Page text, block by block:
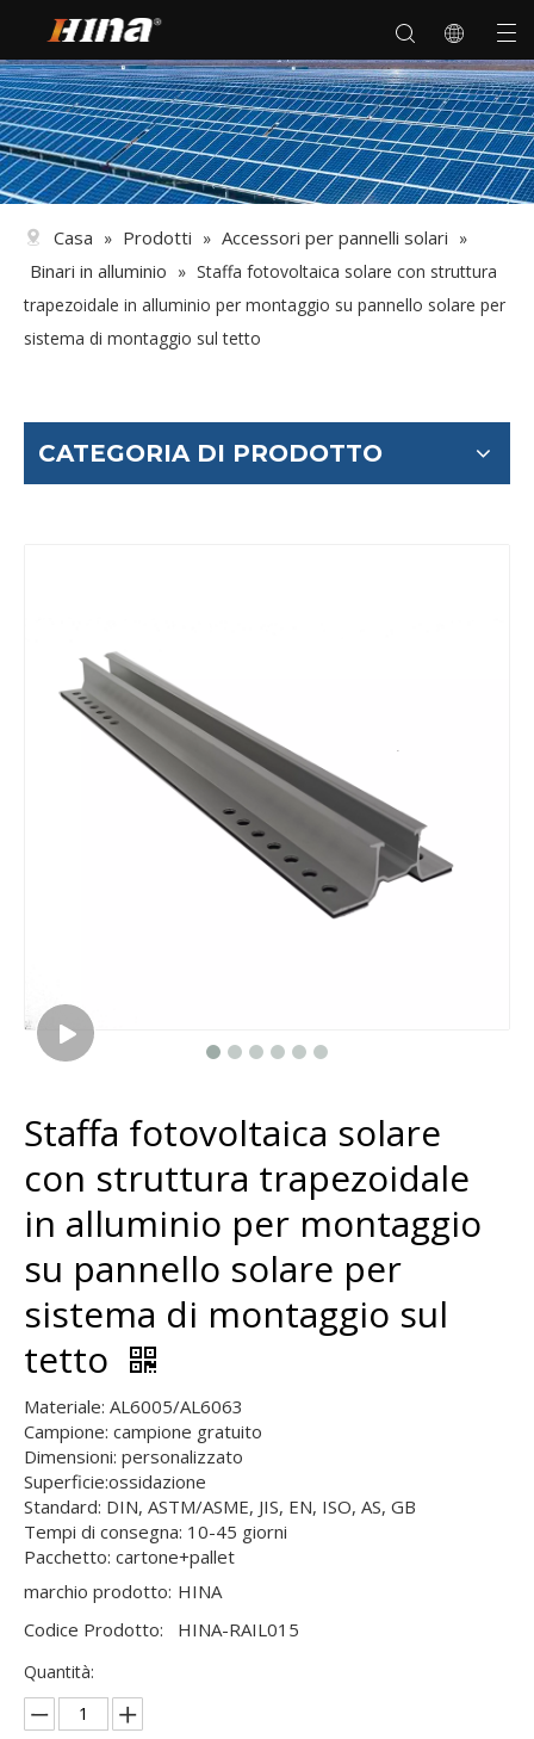
Casa » Prodotti » Accessori per pannelli solari »
Binari in alluminio » Staffa fotovoltaica solare con struttura
trapezoidale in alluminio per montaggio su pannello solare per
sistema di montaggio sul tetto
CATEGORIA DI PRODOTTO
Staffa fotovoltaica solare
con struttura trapezoidale
in alluminio per montaggio
su pannello solare per
sistema di montaggio sul
tetto
Materiale: AL6005/AL6063
Campione: campione gratuito
Dimensioni: personalizzato
Superficie:ossidazione
Standard: DIN, ASTM/ASME, JIS, EN, ISO, AS, GB
Tempi di consegna: 10-45 giorni
Pacchetto: cartone+pallet
marchio prodotto: HINA
Codice Prodotto:
HINA-RAIL015
Quantità: